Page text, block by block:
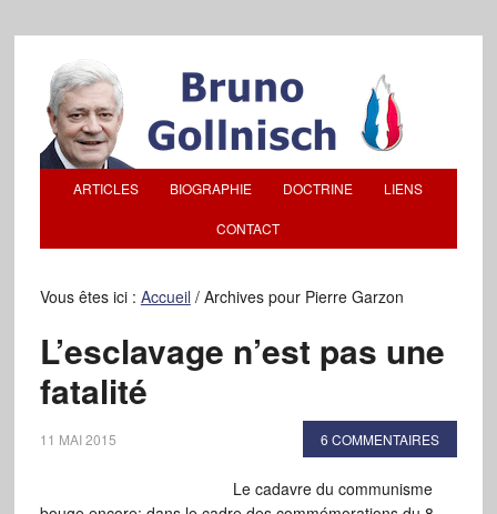
ARTICLES BIOGRAPHIE DOCTRINE LIENS
CONTACT
Vous êtes ici : Accueil /Archives pour Pierre Garzon
L’esclavage n’est pas une
fatalité
11 MAI 2015 6 COMMENTAIRES
Le cadavre du communisme